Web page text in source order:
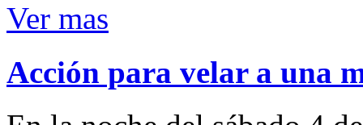
Ver mas
Acción para velar a una